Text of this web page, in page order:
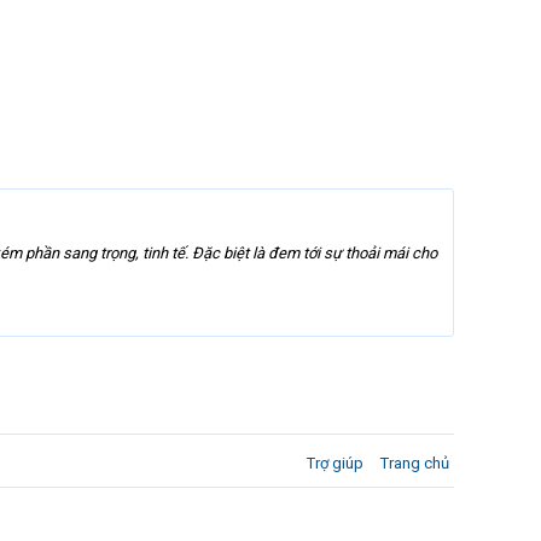
phần sang trọng, tinh tế. Đặc biệt là đem tới sự thoải mái cho
Trợ giúp Trang chủ